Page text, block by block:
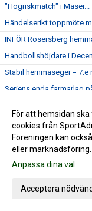
"Högriskmatch" i Maser...
Händelserikt toppmöte
INFÖR Rosersberg
Handbollshöjdare i
Stabil hemmaseger = 7:e
Seriens enda farmarlag
Alfta GIF - HK Ceres
INFÖR hemmamatch mot
Helahalsingland.se:
Damerna reser till Tibble
För att hemsidan
cookies från
Föreningen kan
eller marknadsföring.
Anpassa dina val
Acceptera